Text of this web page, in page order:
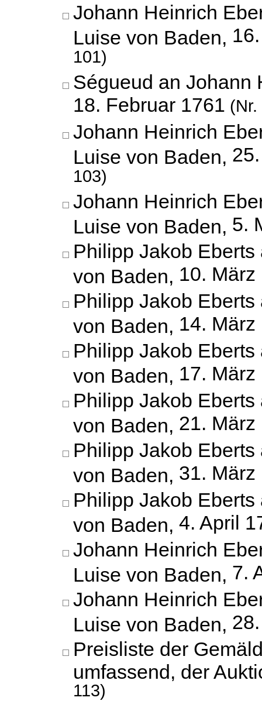
Johann Heinrich
Luise von Baden,
101)
Ségueud an Johann
18. Februar 1761
Johann Heinrich
Luise von Baden,
103)
Johann Heinrich
Luise von Baden, 5.
Philipp Jakob
von Baden, 10. März
Philipp Jakob
von Baden, 14. März
Philipp Jakob
von Baden, 17. März
Philipp Jakob
von Baden, 21. März
Philipp Jakob
von Baden, 31. März
Philipp Jakob
von Baden, 4. April
Johann Heinrich
Luise von Baden, 7.
Johann Heinrich
Luise von Baden,
Preisliste der
umfassend, der
113)